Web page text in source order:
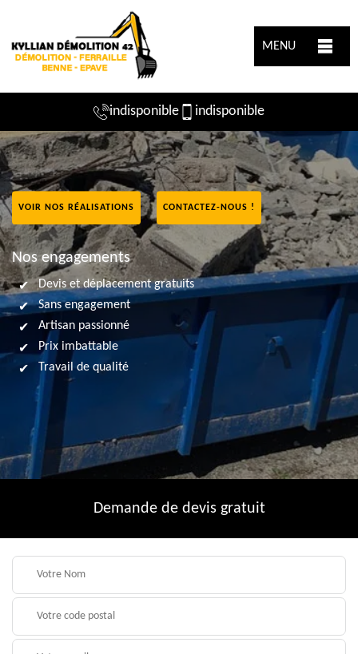
MENU
indisponible indisponible
VOIR NOS RÉALISATIONS CONTACTEZ-NOUS !
Nos engagements
Devis et déplacement gratuits
Sans engagement
Artisan passionné
Prix imbattable
Travail de qualité
Demande de devis gratuit